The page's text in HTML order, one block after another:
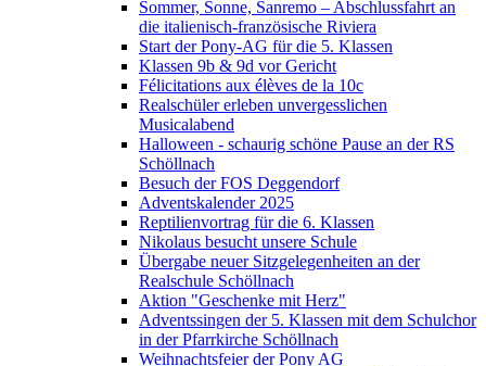
Sommer, Sonne, Sanremo – Abschlussfahrt an
die italienisch-französische Riviera
Start der Pony-AG für die 5. Klassen
Klassen 9b & 9d vor Gericht
Félicitations aux élèves de la 10c
Realschüler erleben unvergesslichen
Musicalabend
Halloween - schaurig schöne Pause an der RS
Schöllnach
Besuch der FOS Deggendorf
Adventskalender 2025
Reptilienvortrag für die 6. Klassen
Nikolaus besucht unsere Schule
Übergabe neuer Sitzgelegenheiten an der
Realschule Schöllnach
Aktion "Geschenke mit Herz"
Adventssingen der 5. Klassen mit dem Schulchor
in der Pfarrkirche Schöllnach
Weihnachtsfeier der Pony AG